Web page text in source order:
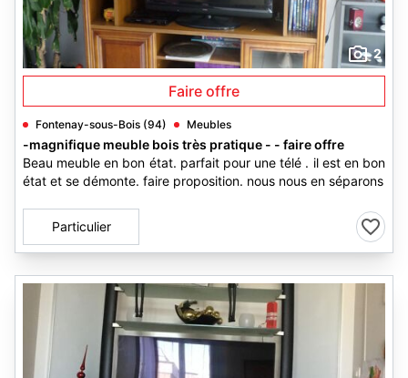
2
Faire offre
Fontenay-sous-Bois (94) Meubles
-magnifique meuble bois très pratique - - faire offre
Beau meuble en bon état. parfait pour une télé . il est en bon
état et se démonte. faire proposition. nous nous en séparons
Particulier